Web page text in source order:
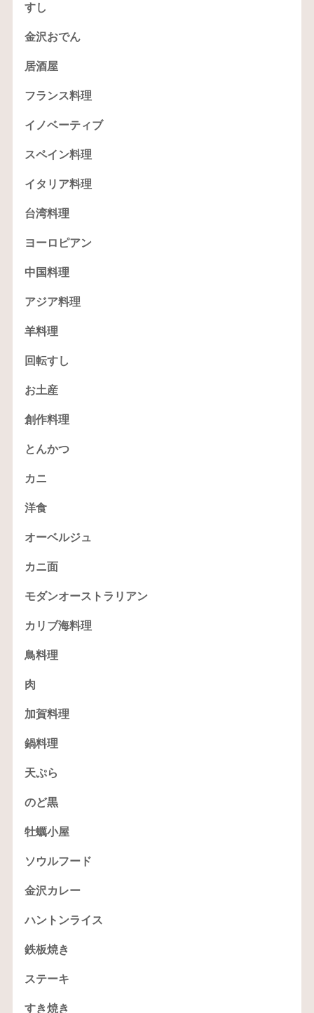
すし
金沢おでん
居酒屋
フランス料理
イノベーティブ
スペイン料理
イタリア料理
台湾料理
ヨーロピアン
中国料理
アジア料理
羊料理
回転すし
お土産
創作料理
とんかつ
カニ
洋食
オーベルジュ
カニ面
モダンオーストラリアン
カリブ海料理
鳥料理
肉
加賀料理
鍋料理
天ぷら
のど黒
牡蠣小屋
ソウルフード
金沢カレー
ハントンライス
鉄板焼き
ステーキ
すき焼き